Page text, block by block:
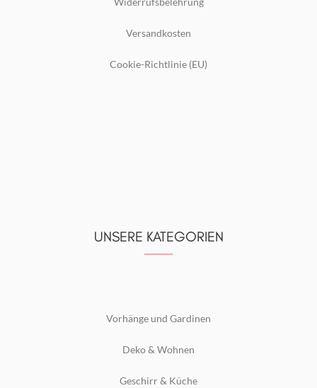
Versandkosten
Cookie-Richtlinie (EU)
UNSERE KATEGORIEN
Vorhänge und Gardinen
Deko & Wohnen
Geschirr & Küche